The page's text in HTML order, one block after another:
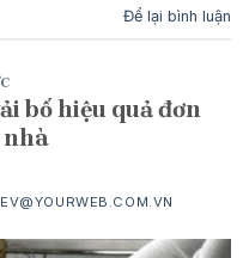
Để lại bình luận
bố hiệu quả đơn
nhà